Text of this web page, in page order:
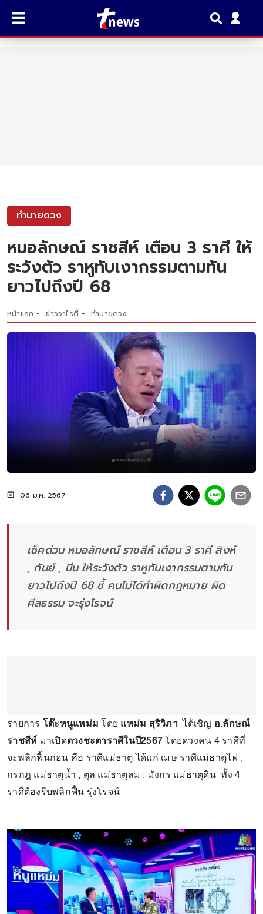
ทำนายดวง
หมอลักษณ์ ราชสีห์ เตือน 3 ราศี ให้
ระวังตัว ราหูทับเงากรรมตามทัน
ยาวไปถึงปี 68
หน้าแรก ข่าววาไรตี้ ทำนายดวง
06 ม.ค. 2567
เช็คด่วน หมอลักษณ์ ราชสีห์ เตือน 3 ราศี สิงห์
, กันย์ , มีน ให้ระวังตัว ราหูทับเงากรรมตามทัน
ยาวไปถึงปี 68 ชี้ คนไม่ได้ทำผิดกฎหมาย ผิด
ศีลธรรม จะรุ่งโรจน์
รายการ โต๊ะหนูแหม่มโดย แหม่ม สุริวิภา ได้เชิญ อ.ลักษณ์
ราชสีห์ มาเปิดดวงชะตาราศีในปี2567 โดยดวงคน 4 ราศีที่
จะพลิกฟื้นก่อน คือ ราศีแม่ธาตุ ได้แก่ เมษ ราศีแม่ธาตุไฟ ,
กรกฎ แม่ธาตุน้ำ , ตุล แม่ธาตุลม , มังกร แม่ธาตุดิน ทั้ง 4
ราศีต้องรีบพลิกฟื้น รุ่งโรจน์